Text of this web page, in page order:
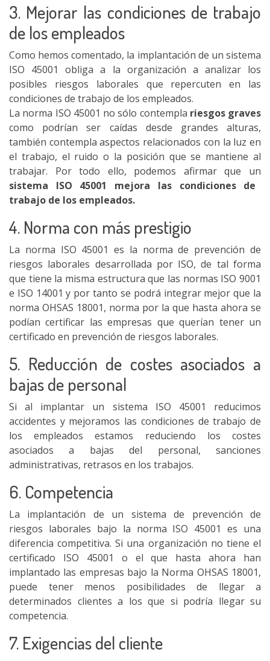
3. Mejorar las condiciones de trabajo
de los empleados
Como hemos comentado, la implantación de un sistema
ISO 45001 obliga a la organización a analizar los
posibles riesgos laborales que repercuten en las
condiciones de trabajo de los empleados.
La norma ISO 45001 no sólo contempla riesgos graves
como podrían ser caídas desde grandes alturas,
también contempla aspectos relacionados con la luz en
el trabajo, el ruido o la posición que se mantiene al
trabajar. Por todo ello, podemos afirmar que un
sistema ISO 45001 mejora las condiciones de
trabajo de los empleados.
4. Norma con más prestigio
La norma ISO 45001 es la norma de prevención de
riesgos laborales desarrollada por ISO, de tal forma
que tiene la misma estructura que las normas ISO 9001
e ISO 14001 y por tanto se podrá integrar mejor que la
norma OHSAS 18001, norma por la que hasta ahora se
podían certificar las empresas que querían tener un
certificado en prevención de riesgos laborales.
5. Reducción de costes asociados a
bajas de personal
Si al implantar un sistema ISO 45001 reducimos
accidentes y mejoramos las condiciones de trabajo de
los empleados estamos reduciendo los costes
asociados a bajas del personal, sanciones
administrativas, retrasos en los trabajos.
6. Competencia
La implantación de un sistema de prevención de
riesgos laborales bajo la norma ISO 45001 es una
diferencia competitiva. Si una organización no tiene el
certificado ISO 45001 o el que hasta ahora han
implantado las empresas bajo la Norma OHSAS 18001,
puede tener menos posibilidades de llegar a
determinados clientes a los que si podría llegar su
competencia.
7. Exigencias del cliente